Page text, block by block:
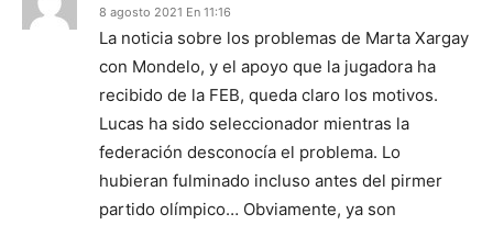
8 agosto 2021 En 11:16
La noticia sobre los problemas de Marta Xargay
con Mondelo, y el apoyo que la jugadora ha
recibido de la FEB, queda claro los motivos.
Lucas ha sido seleccionador mientras la
federación desconocía el problema. Lo
hubieran fulminado incluso antes del pirmer
partido olímpico… Obviamente, ya son